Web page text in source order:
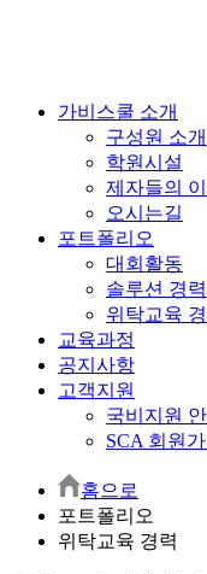
가비스쿨 소개
구성원 소개
학원시설
제자들의 이
오시는길
포트폴리오
대회활동
솔루션 경력
위탁교육
교육과정
공지사항
고객지원
국비지원
SCA 회원
홈으로
포트폴리오
위탁교육 경력